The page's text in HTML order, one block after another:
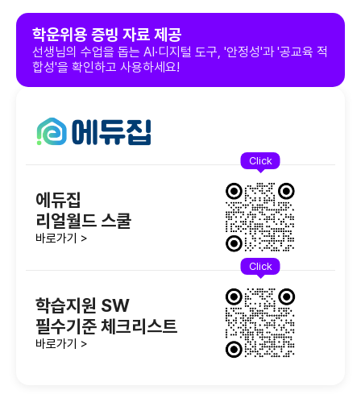
학운위용 증빙 자료 제공
선생님의 수업을 돕는 AI·디지털 도구, '안정성'과 '공교육 적
합성'을 확인하고 사용하세요!
에듀집
리얼월드 스쿨
바로가기 >
Click
학습지원 SW
필수기준 체크리스트
바로가기 >
Click